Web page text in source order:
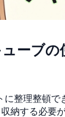
ーブの
整理整頓
納する必要